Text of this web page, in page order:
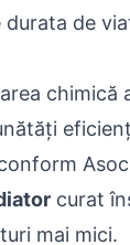
de
chimică
curat
mai mici.